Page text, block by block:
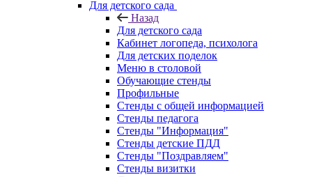
Для детского сада
Назад
Для детского сада
Кабинет логопеда, психолога
Для детских поделок
Меню в столовой
Обучающие стенды
Профильные
Стенды с общей информацией
Стенды педагога
Стенды "Информация"
Стенды детские ПДД
Стенды "Поздравляем"
Стенды визитки